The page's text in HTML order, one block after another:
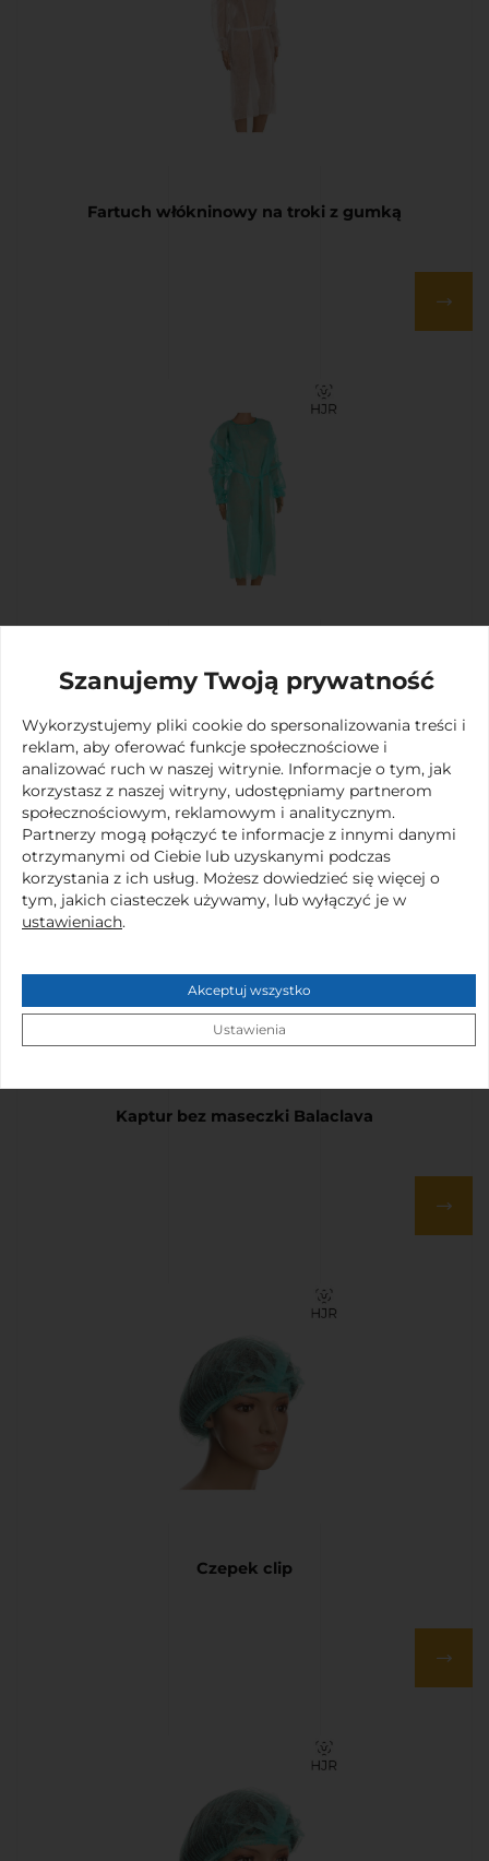
Fartuch włókninowy na troki z gumką
Kaptur bez maseczki Balaclava
Czepek clip
Szanujemy Twoją prywatność
Wykorzystujemy pliki cookie do spersonalizowania treści i
reklam, aby oferować funkcje społecznościowe i
analizować ruch w naszej witrynie. Informacje o tym, jak
korzystasz z naszej witryny, udostępniamy partnerom
społecznościowym, reklamowym i analitycznym.
Partnerzy mogą połączyć te informacje z innymi danymi
otrzymanymi od Ciebie lub uzyskanymi podczas
korzystania z ich usług. Możesz dowiedzieć się więcej o
tym, jakich ciasteczek używamy, lub wyłączyć je w
ustawieniach.
Akceptuj wszystko
Ustawienia